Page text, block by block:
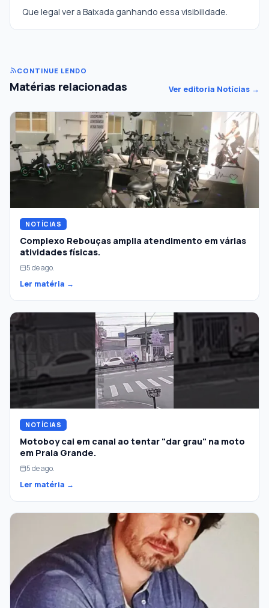
Que legal ver a Baixada ganhando essa visibilidade.
CONTINUE LENDO
Matérias relacionadas Ver editoria Notícias →
NOTÍCIAS
Complexo Rebouças amplia atendimento em várias
atividades físicas.
5 de ago.
Ler matéria →
NOTÍCIAS
Motoboy cai em canal ao tentar "dar grau" na moto
em Praia Grande.
5 de ago.
Ler matéria →